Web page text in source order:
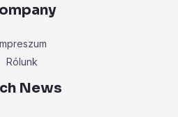
Rólunk
News